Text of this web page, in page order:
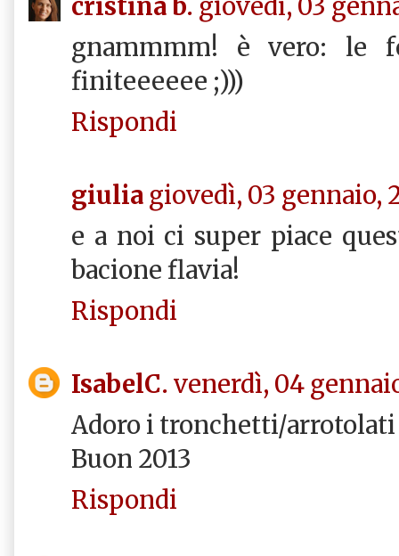
gnammmm! è vero: le
finiteeeeee ;)))
Rispondi
giulia giovedì, 03 gennaio,
e a noi ci super piace
bacione flavia!
Rispondi
IsabelC. venerdì, 04
Adoro i tronchetti/arrotolati
Buon 2013
Rispondi